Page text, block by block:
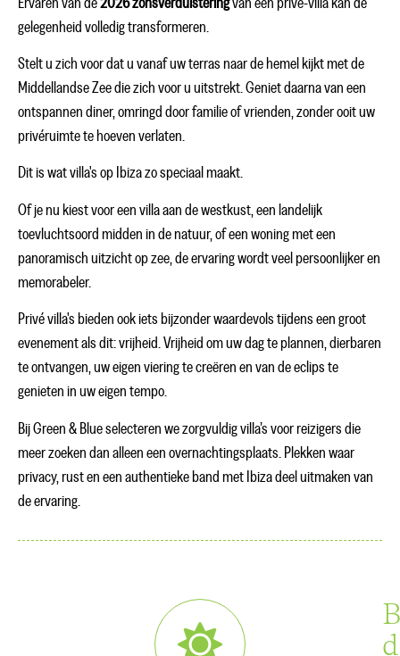
gelegenheid volledig transformeren.
Stelt u zich voor dat u vanaf uw terras naar de hemel kijkt met de
Middellandse Zee die zich voor u uitstrekt. Geniet daarna van een
ontspannen diner, omringd door familie of vrienden, zonder ooit uw
privéruimte te hoeven verlaten.
Dit is wat villa's op Ibiza zo speciaal maakt.
Of je nu kiest voor een villa aan de westkust, een landelijk
toevluchtsoord midden in de natuur, of een woning met een
panoramisch uitzicht op zee, de ervaring wordt veel persoonlijker en
memorabeler.
Privé villa's bieden ook iets bijzonder waardevols tijdens een groot
evenement als dit: vrijheid. Vrijheid om uw dag te plannen, dierbaren
te ontvangen, uw eigen viering te creëren en van de eclips te
genieten in uw eigen tempo.
Bij Green & Blue selecteren we zorgvuldig villa’s voor reizigers die
meer zoeken dan alleen een overnachtingsplaats. Plekken waar
privacy, rust en een authentieke band met Ibiza deel uitmaken van
de ervaring.